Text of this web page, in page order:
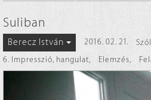
Suliban
Berecz István 2016. 02. 21.
6. Impresszió, hangulat, Elemzés,